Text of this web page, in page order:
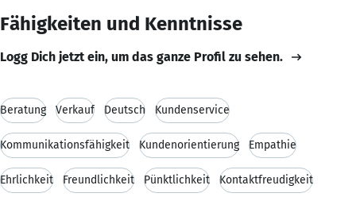
Fähigkeiten und Kenntnisse
Logg Dich jetzt ein, um das ganze Profil zu sehen.
Beratung Verkauf Deutsch Kundenservice
Kommunikationsfähigkeit Kundenorientierung Empathie
Ehrlichkeit Freundlichkeit Pünktlichkeit Kontaktfreudigkeit